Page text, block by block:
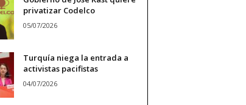
privatizar Codelco
05/07/2026
Turquía niega la entrada a
activistas pacifistas
04/07/2026